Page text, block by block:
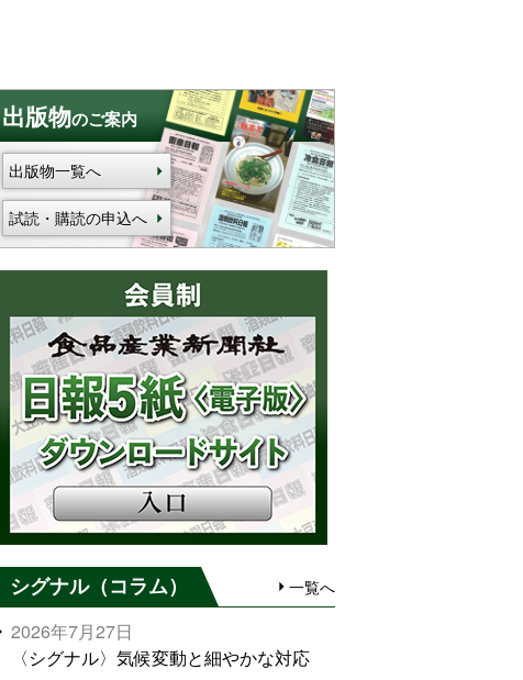
出版物のご案内
出版物一覧へ
試読・購読の申込へ
シグナル（コラム） 一覧へ
2026年7月27日
〈シグナル〉気候変動と細やかな対応